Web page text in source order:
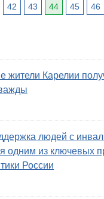
42 43 44 45 46
жители Карелии
людей с
одним из ключевых
России